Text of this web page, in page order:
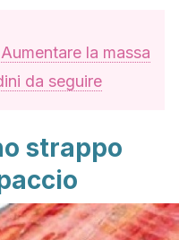
Aumentare la massa
da seguire
strappo